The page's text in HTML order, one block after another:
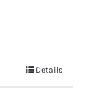
Details